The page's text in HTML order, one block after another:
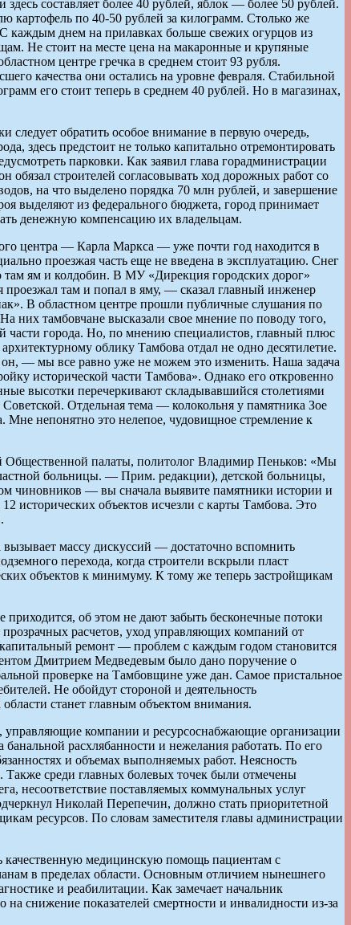
составляет более 40 рублей, яблок — более 50 рублей.
картофель по 40-50 рублей за килограмм. Столько же
каждым днем на прилавках больше свежих огурцов из
Не стоит на месте цена на макаронные и крупяные
центре гречка в среднем стоит 93 рубля.
качества они остались на уровне февраля. Стабильной
его стоит теперь в среднем 40 рублей. Но в магазинах,
следует обратить особое внимание в первую очередь,
здесь предстоит не только капитально отремонтировать
парковки. Как заявил глава горадминистрации
строителей согласовывать ход дорожных работ со
на что выделено порядка 70 млн рублей, и завершение
выделяют из федерального бюджета, город принимает
денежную компенсацию их владельцам.
центра — Карла Маркса — уже почти год находится в
проезжая часть еще не введена в эксплуатацию. Снег
там ям и колдобин. В МУ «Дирекция городских дорог»
проезжал там и попал в яму, — сказал главный инженер
В областном центре прошли публичные слушания по
них тамбовчане высказали свое мнение по поводу того,
части города. Но, по мнению специалистов, главный плюс
облику Тамбова отдал не одно десятилетие.
— мы все равно уже не можем это изменить. Наша задача
исторической части Тамбова». Однако его откровенно
высотки перечеркивают складывавшийся столетиями
Отдельная тема — колокольня у памятника Зое
Мне непонятно это нелепое, чудовищное стремление к
Общественной палаты, политолог Владимир Пеньков: «Мы
больницы. — Прим. редакции), детской больницы,
чиновников — вы сначала выявите памятники истории и
исторических объектов исчезли с карты Тамбова. Это
массу дискуссий — достаточно вспомнить
перехода, когда строители вскрыли пласт
объектов к минимуму. К тому же теперь застройщикам
об этом не дают забыть бесконечные потоки
расчетов, уход управляющих компаний от
ремонт — проблем с каждым годом становится
Дмитрием Медведевым было дано поручение о
проверке на Тамбовщине уже дан. Самое пристальное
Не обойдут стороной и деятельность
станет главным объектом внимания.
компании и ресурсоснабжающие организации
расхлябанности и нежелания работать. По его
и объемах выполняемых работ. Неясность
Также среди главных болевых точек были отмечены
несоответствие поставляемых коммунальных услуг
Николай Перепечин, должно стать приоритетной
ресурсов. По словам заместителя главы администрации
качественную медицинскую помощь пациентам с
в пределах области. Основным отличием нынешнего
и реабилитации. Как замечает начальник
снижение показателей смертности и инвалидности из-за